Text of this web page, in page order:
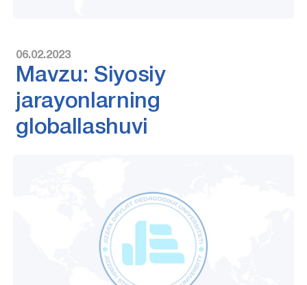
06.02.2023
Mavzu: Siyosiy
jarayonlarning
globallashuvi